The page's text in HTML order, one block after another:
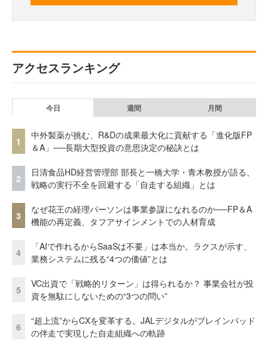
アクセスランキング
今日 週間 月間
1
中外製薬が挑む、R&Dの成果最大化に貢献する「進化版FP
＆A」──長期大型投資の意思決定の秘訣とは
2
日清食品HD経営管理部 部長と一橋大学・青木教授が語る、
戦略の実行不全を回避する「自走する組織」とは
3
なぜ花王の経理パーソンは事業参謀になれるのか──FP＆A
機能の再定義、タフアサインメントでの人材育成
4
「AIで作れるからSaaSは不要」は本当か。ラクスが示す、
業務システムに残る“4つの価値”とは
5
VC出資で「戦略的リターン」は得られるか？ 事業会社が投
資を無駄にしないための“3つの問い”
6
“超上流”からCXを変革する。JALデジタルがブレインパッド
の伴走で実現した自走組織への軌跡